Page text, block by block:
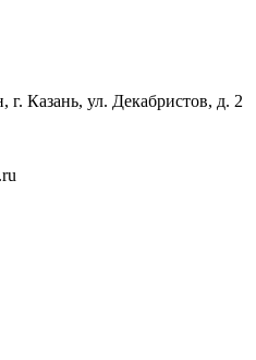
г. Казань, ул. Декабристов, д. 2